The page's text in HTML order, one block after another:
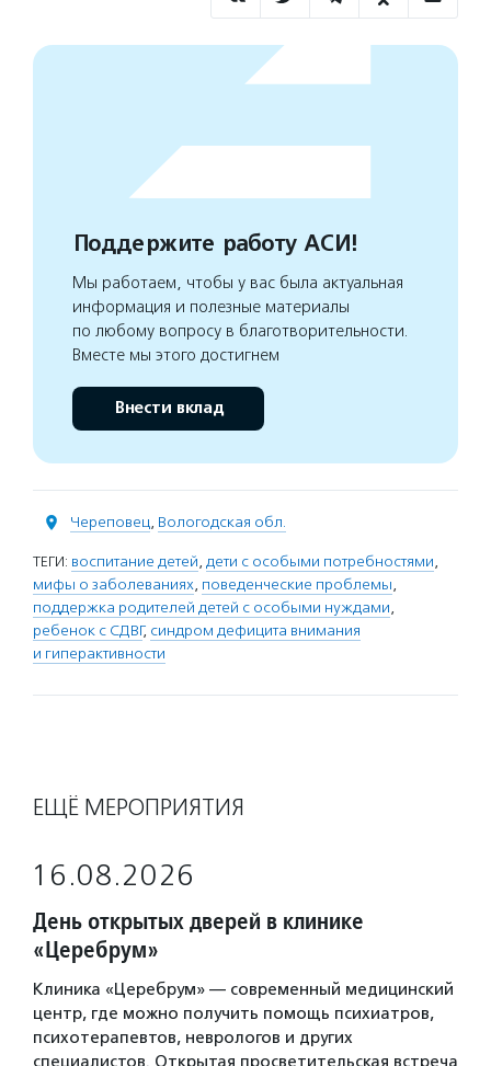
Поддержите работу АСИ!
Мы работаем, чтобы у вас была актуальная
информация и полезные материалы
по любому вопросу в благотворительности.
Вместе мы этого достигнем
Внести вклад
Череповец, Вологодская обл.
ТЕГИ: воспитание детей, дети с особыми потребностями,
мифы о заболеваниях, поведенческие проблемы,
поддержка родителей детей с особыми нуждами,
ребенок с СДВГ, синдром дефицита внимания
и гиперактивности
ЕЩЁ МЕРОПРИЯТИЯ
16.08.2026
День открытых дверей в клинике
«Церебрум»
Клиника «Церебрум» — современный медицинский
центр, где можно получить помощь психиатров,
психотерапевтов, неврологов и других
специалистов. Открытая просветительская встреча